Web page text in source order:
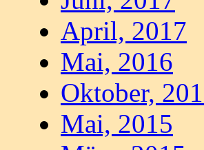
April, 2017
Mai, 2016
Oktober,
Mai, 2015